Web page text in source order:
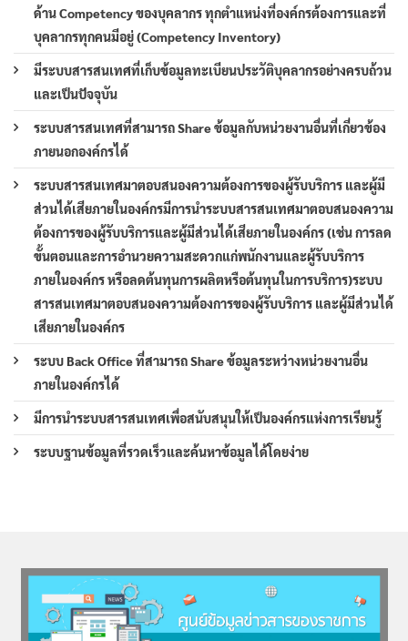
ด้าน Competency ของบุคลากร ทุกตำแหน่งที่องค์กรต้องการและที่
บุคลากรทุกคนมีอยู่ (Competency Inventory)
มีระบบสารสนเทศที่เก็บข้อมูลทะเบียนประวัติบุคลากรอย่างครบถ้วน
และเป็นปัจจุบัน
ระบบสารสนเทศที่สามารถ Share ข้อมูลกับหน่วยงานอื่นที่เกี่ยวข้อง
ภายนอกองค์กรได้
ระบบสารสนเทศมาตอบสนองความต้องการของผู้รับบริการ และผู้มี
ส่วนได้เสียภายในองค์กรมีการนำระบบสารสนเทศมาตอบสนองความ
ต้องการของผู้รับบริการและผู้มีส่วนได้เสียภายในองค์กร (เช่น การลด
ขั้นตอนและการอำนวยความสะดวกแก่พนักงานและผู้รับบริการ
ภายในองค์กร หรือลดต้นทุนการผลิตหรือต้นทุนในการบริการ)ระบบ
สารสนเทศมาตอบสนองความต้องการของผู้รับบริการ และผู้มีส่วนได้
เสียภายในองค์กร
ระบบ Back Office ที่สามารถ Share ข้อมูลระหว่างหน่วยงานอื่น
ภายในองค์กรได้
มีการนำระบบสารสนเทศเพื่อสนับสนุนให้เป็นองค์กรแห่งการเรียนรู้
ระบบฐานข้อมูลที่รวดเร็วและค้นหาข้อมูลได้โดยง่าย